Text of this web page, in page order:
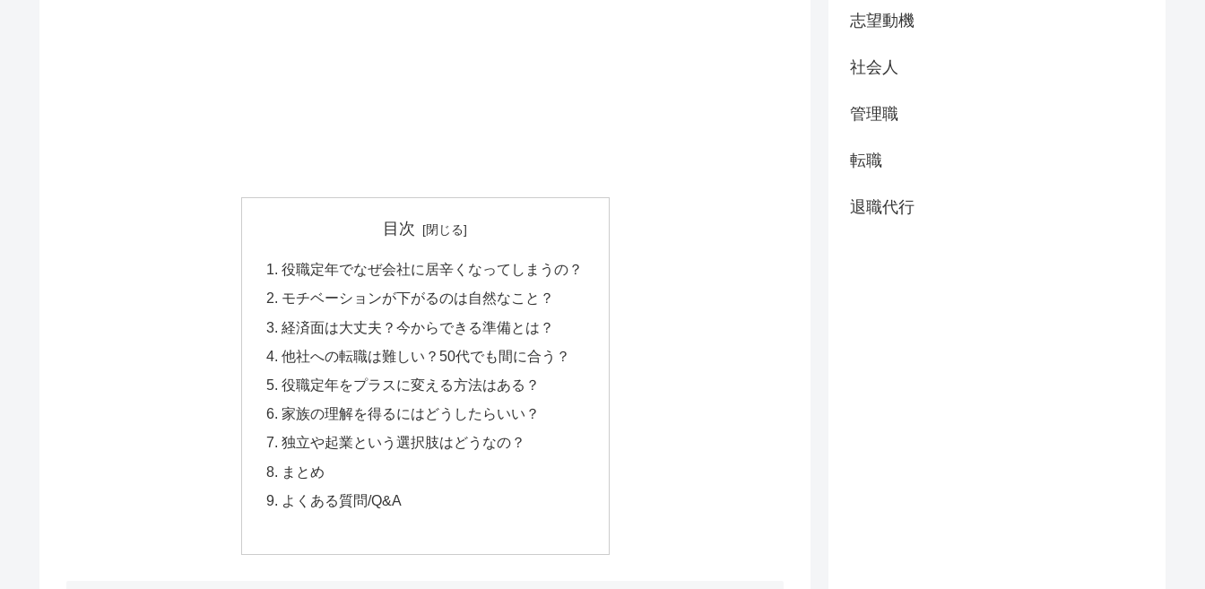
目次
役職定年でなぜ会社に居辛くなってしまうの？
モチベーションが下がるのは自然なこと？
経済面は大丈夫？今からできる準備とは？
他社への転職は難しい？50代でも間に合う？
役職定年をプラスに変える方法はある？
家族の理解を得るにはどうしたらいい？
独立や起業という選択肢はどうなの？
まとめ
よくある質問/Q&A
志望動機
社会人
管理職
転職
退職代行